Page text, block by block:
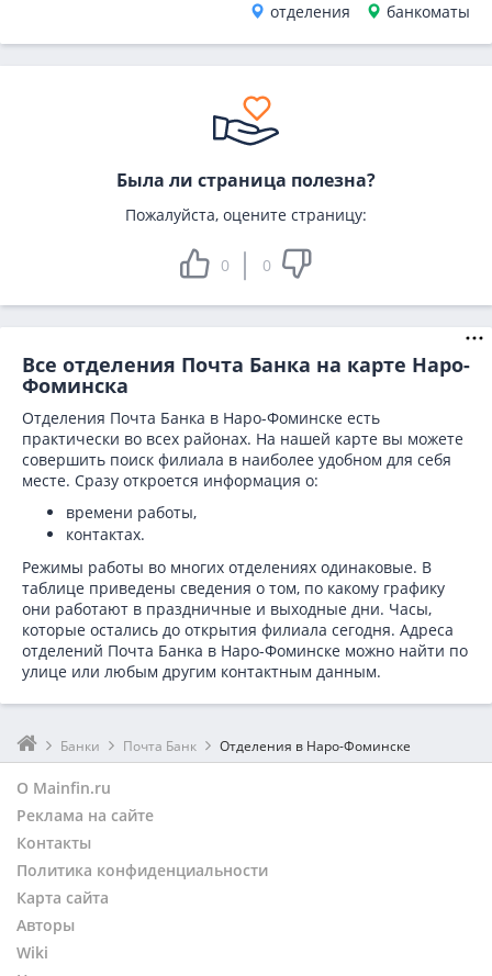
отделения банкоматы
Была ли страница полезна?
Пожалуйста, оцените страницу:
0 0
Все отделения Почта Банка на карте Наро-
Фоминска
Отделения Почта Банка в Наро-Фоминске есть
практически во всех районах. На нашей карте вы можете
совершить поиск филиала в наиболее удобном для себя
месте. Сразу откроется информация о:
времени работы,
контактах.
Режимы работы во многих отделениях одинаковые. В
таблице приведены сведения о том, по какому графику
они работают в праздничные и выходные дни. Часы,
которые остались до открытия филиала сегодня. Адреса
отделений Почта Банка в Наро-Фоминске можно найти по
улице или любым другим контактным данным.
Банки Почта Банк Отделения в Наро-Фоминске
О Mainfin.ru
Реклама на сайте
Контакты
Политика конфиденциальности
Карта сайта
Авторы
Wiki